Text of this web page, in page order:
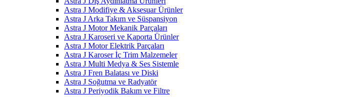
Astra J Modifiye & Aksesuar Ürünler
Astra J Arka Takım ve Süspansiyon
Astra J Motor Mekanik Parçaları
Astra J Karoseri ve Kaporta Ürünler
Astra J Motor Elektrik Parçaları
Astra J Karoser İç Trim Malzemeler
Astra J Multi Medya & Ses Sistemle
Astra J Fren Balatası ve Diski
Astra J Soğutma ve Radyatör
Astra J Periyodik Bakım ve Filtre